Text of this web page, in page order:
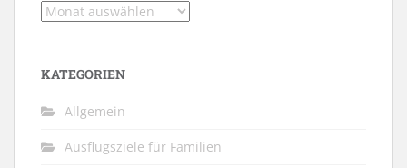
Archiv
KATEGORIEN
Allgemein
Ausflugsziele für Familien